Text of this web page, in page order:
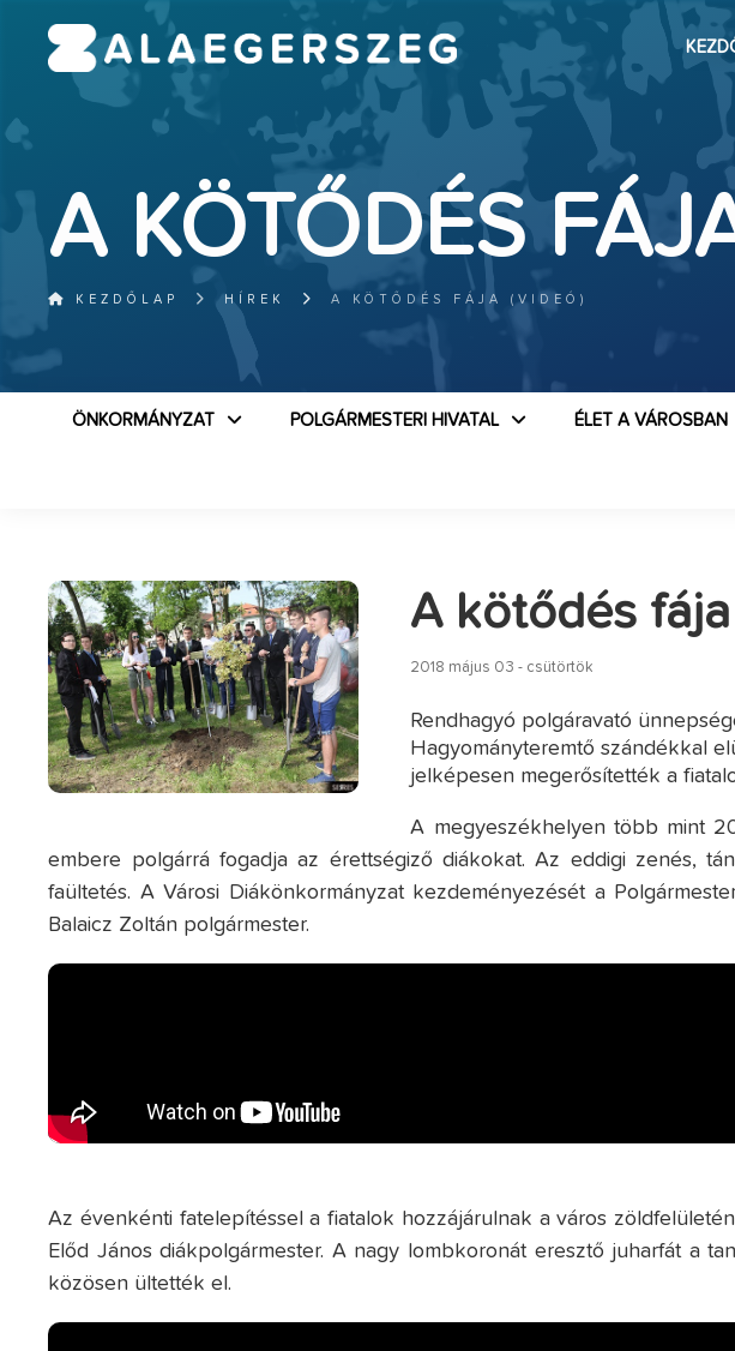
A KÖTŐDÉS
KEZDŐLAP HÍREK A KÖTŐDÉS FÁJA (VIDEÓ)
ÖNKORMÁNYZAT POLGÁRMESTERI HIVATAL ÉLET A VÁROSBAN
A kötődés
2018 május 03 - csütörtök
Rendhagyó polgáravató
Hagyományteremtő szándékkal
jelképesen megerősítették a
A megyeszékhelyen több mint
embere polgárrá fogadja az érettségiző diákokat. Az eddigi zenés,
faültetés. A Városi Diákönkormányzat kezdeményezését a
Balaicz Zoltán polgármester.
Az évenkénti fatelepítéssel a fiatalok hozzájárulnak a város
Előd János diákpolgármester. A nagy lombkoronát eresztő juharfát a
közösen ültették el.